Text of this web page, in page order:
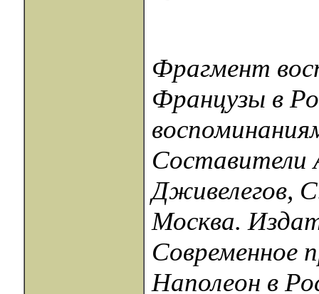
Фрагмент
Французы в
Дживелегов,
Москва.
Современное
Наполеон в